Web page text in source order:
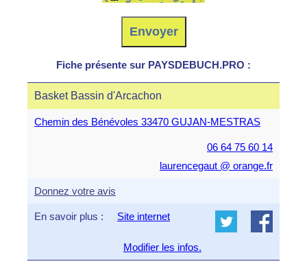
Fiche présente sur PAYSDEBUCH.PRO :
Basket Bassin d'Arcachon
Chemin des Bénévoles 33470 GUJAN-MESTRAS
06 64 75 60 14
laurencegaut @ orange.fr
Donnez votre avis
En savoir plus : Site internet
Modifier les infos.